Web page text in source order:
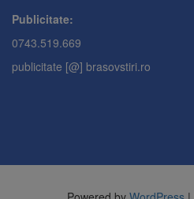
Publicitate:
0743.519.669
publicitate [@] brasovstiri.ro